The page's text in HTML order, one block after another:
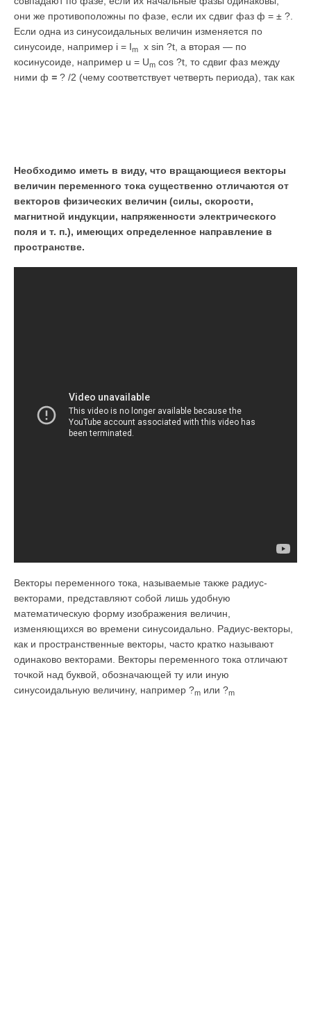
они же противоположны по фазе, если их сдвиг фаз ф = ± ?.
Если одна из синусоидальных величин изменяется по
синусоиде, например i = Im
x sin ?t, а вторая — по
косинусоиде, например u = Um cos ?t, то сдвиг фаз между
ними ф = ? /2 (чему соответствует четверть периода), так как
Необходимо иметь в виду, что вращающиеся векторы
величин переменного тока существенно отличаются от
векторов физических величин (силы, скорости,
магнитной индукции, напряженности электрического
поля и т. п.), имеющих определенное направление в
пространстве.
Векторы переменного тока, называемые также радиус-
векторами, представляют собой лишь удобную
математическую форму изображения величин,
изменяющихся во времени синусоидально. Радиус-векторы,
как и пространственные векторы, часто кратко называют
одинаково векторами. Векторы переменного тока отличают
точкой над буквой, обозначающей ту или иную
синусоидальную величину, например ?m или ?m